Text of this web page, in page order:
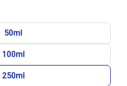
50ml
100ml
250ml